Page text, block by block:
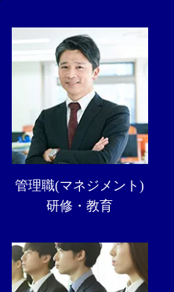
管理職(マネジメント)
研修・教育